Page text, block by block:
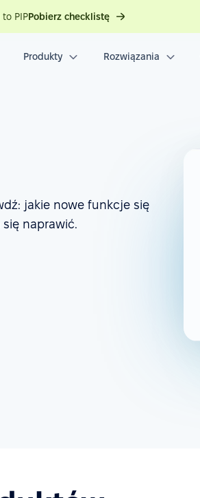
PIPPobierz checklistę
Produkty Rozwiązania
jakie nowe funkcje się
się naprawić.